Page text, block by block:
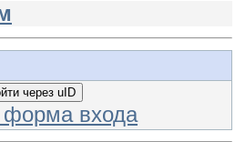
через uID
форма входа